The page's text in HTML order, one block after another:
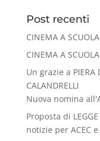
Post recenti
CINEMA A
CINEMA A
Un grazie a PIERA
CALANDRELLI
Nuova nomina
Proposta di
notizie per ACEC e